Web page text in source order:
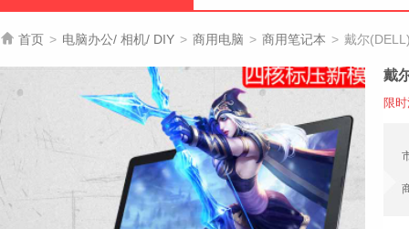
 首页 > 电脑办公/ 相机/ DIY > 商用电脑 > 商用笔记本 > 戴尔
戴
限